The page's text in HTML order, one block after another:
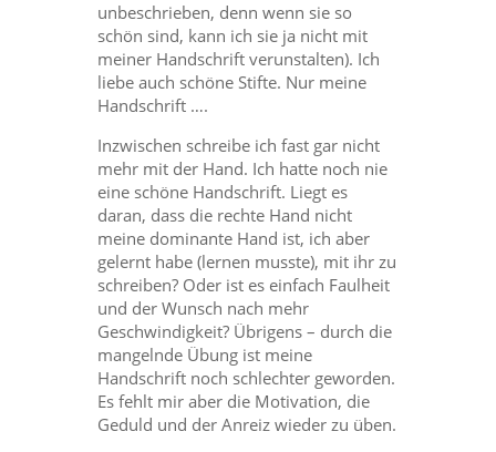
unbeschrieben, denn wenn sie so
schön sind, kann ich sie ja nicht mit
meiner Handschrift verunstalten). Ich
liebe auch schöne Stifte. Nur meine
Handschrift ….
Inzwischen schreibe ich fast gar nicht
mehr mit der Hand. Ich hatte noch nie
eine schöne Handschrift. Liegt es
daran, dass die rechte Hand nicht
meine dominante Hand ist, ich aber
gelernt habe (lernen musste), mit ihr zu
schreiben? Oder ist es einfach Faulheit
und der Wunsch nach mehr
Geschwindigkeit? Übrigens – durch die
mangelnde Übung ist meine
Handschrift noch schlechter geworden.
Es fehlt mir aber die Motivation, die
Geduld und der Anreiz wieder zu üben.